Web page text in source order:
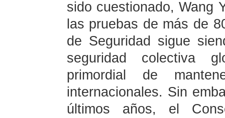
sido cuestionado, Wang
las pruebas de más de
de Seguridad sigue
seguridad colectiva
primordial de
internacionales. Sin
últimos años, el